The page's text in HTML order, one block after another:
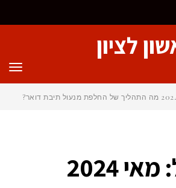
לציון
מה התהליך של החלפת מנעול תיבת דואר?
מאי 2024